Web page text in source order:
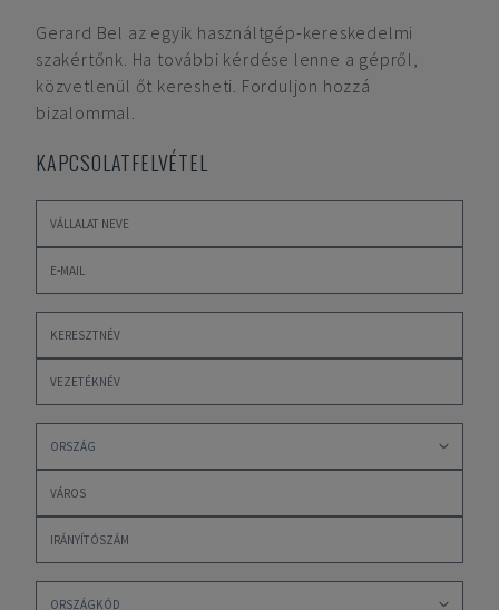
Gerard Bel az egyik használtgép-kereskedelmi
szakértőnk. Ha további kérdése lenne a gépről,
közvetlenül őt keresheti. Forduljon hozzá
bizalommal.
KAPCSOLATFELVÉTEL